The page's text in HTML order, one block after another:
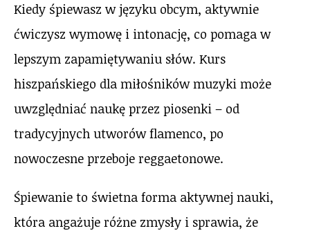
Kiedy śpiewasz w języku obcym, aktywnie
ćwiczysz wymowę i intonację, co pomaga w
lepszym zapamiętywaniu słów. Kurs
hiszpańskiego dla miłośników muzyki może
uwzględniać naukę przez piosenki – od
tradycyjnych utworów flamenco, po
nowoczesne przeboje reggaetonowe.
Śpiewanie to świetna forma aktywnej nauki,
która angażuje różne zmysły i sprawia, że